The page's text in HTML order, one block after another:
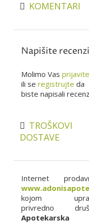
KOMENTARI
Napišite
Molimo Vas
ili se registrujte da
biste napisali
TROŠKOVI
DOSTAVE
Internet
kojom
privredno
Apotekarska